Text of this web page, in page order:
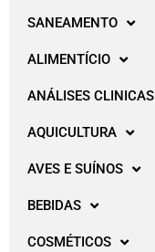
SANEAMENTO
ALIMENTÍCIO
ANÁLISES CLINICAS
AQUICULTURA
AVES E SUÍNOS
BEBIDAS
COSMÉTICOS